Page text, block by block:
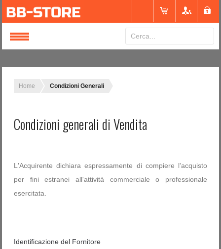
Home Condizioni Generali
Condizioni generali di Vendita
L'Acquirente dichiara espressamente di compiere l'acquisto
per fini estranei all'attività commerciale o professionale
esercitata.
Identificazione del Fornitore
Login
Ricordami
Nome utente dimenticato?